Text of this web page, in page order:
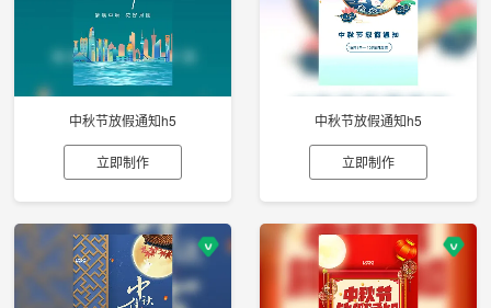
中秋节放假通知h5
立即制作
中秋节放假通知h5
立即制作